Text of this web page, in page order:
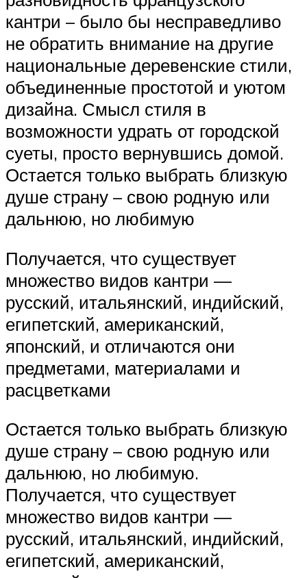
кантри – было бы несправедливо
не обратить внимание на другие
национальные деревенские стили,
объединенные простотой и уютом
дизайна. Смысл стиля в
возможности удрать от городской
суеты, просто вернувшись домой.
Остается только выбрать близкую
душе страну – свою родную или
дальнюю, но любимую
Получается, что существует
множество видов кантри —
русский, итальянский, индийский,
египетский, американский,
японский, и отличаются они
предметами, материалами и
расцветками
Остается только выбрать близкую
душе страну – свою родную или
дальнюю, но любимую.
Получается, что существует
множество видов кантри —
русский, итальянский, индийский,
египетский, американский,